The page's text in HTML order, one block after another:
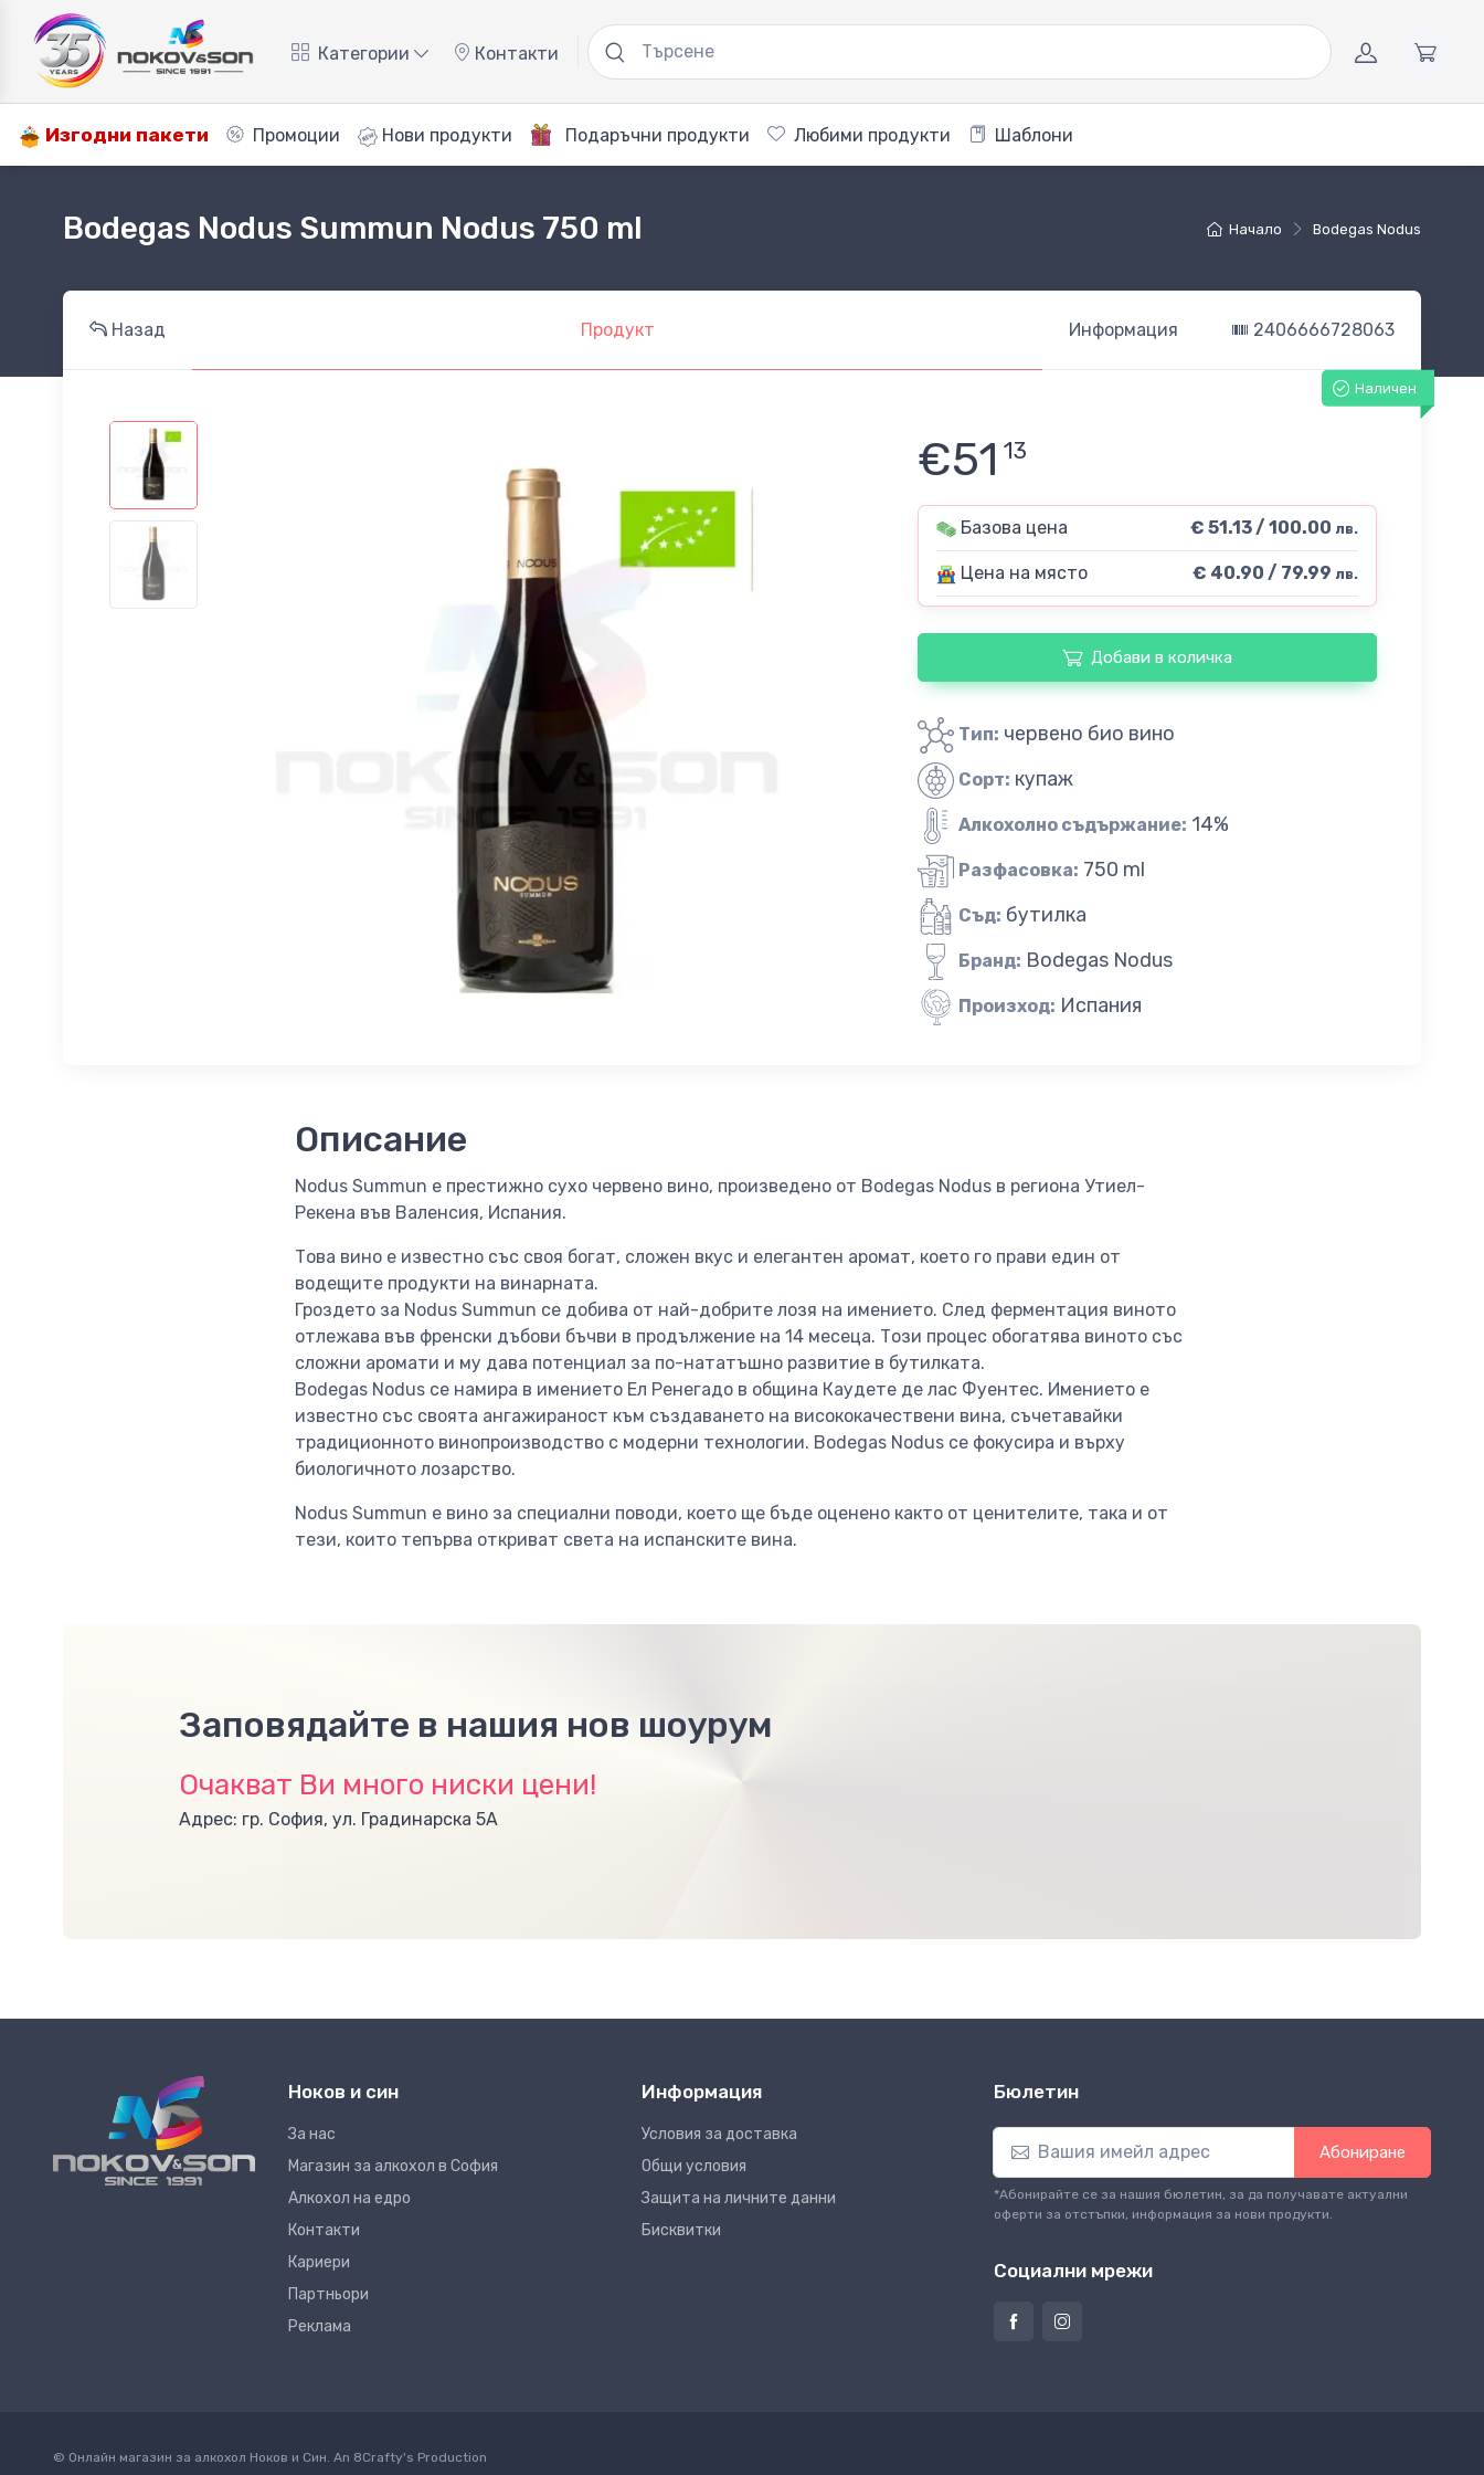
Категории Контакти
Изгодни пакети Промоции Нови продукти Подаръчни продукти Любими продукти Шаблони
Начало Bodegas Nodus
Bodegas Nodus Summun Nodus 750 ml
Назад Продукт Информация 2406666728063
Наличен
€51 13
Базова цена € 51.13 / 100.00 лв.
Цена на място € 40.90 / 79.99 лв.
Добави в количка
Тип: червено био вино
Сорт: купаж
Алкохолно съдържание: 14%
Разфасовка: 750 ml
Съд: бутилка
Бранд: Bodegas Nodus
Произход: Испания
Описание
Nodus Summun е престижно сухо червено вино, произведено от Bodegas Nodus в региона Утиел-
Рекена във Валенсия, Испания.
Това вино е известно със своя богат, сложен вкус и елегантен аромат, което го прави един от
водещите продукти на винарната.
Гроздето за Nodus Summun се добива от най-добрите лозя на имението. След ферментация виното
отлежава във френски дъбови бъчви в продължение на 14 месеца. Този процес обогатява виното със
сложни аромати и му дава потенциал за по-нататъшно развитие в бутилката.
Bodegas Nodus се намира в имението Ел Ренегадо в община Каудете де лас Фуентес. Имението е
известно със своята ангажираност към създаването на висококачествени вина, съчетавайки
традиционното винопроизводство с модерни технологии. Bodegas Nodus се фокусира и върху
биологичното лозарство.
Nodus Summun е вино за специални поводи, което ще бъде оценено както от ценителите, така и от
тези, които тепърва откриват света на испанските вина.
Заповядайте в нашия нов шоурум
Очакват Ви много ниски цени!
Адрес: гр. София, ул. Градинарска 5А
Ноков и син
За нас
Магазин за алкохол в София
Алкохол на едро
Контакти
Кариери
Партньори
Реклама
Информация
Условия за доставка
Общи условия
Защита на личните данни
Бисквитки
Бюлетин
Абониране
*Абонирайте се за нашия бюлетин, за да получавате актуални
оферти за отстъпки, информация за нови продукти.
Социални мрежи
© Онлайн магазин за алкохол Ноков и Син. An 8Crafty's Production